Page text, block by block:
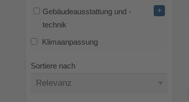
Gebäudeausstattung und -
technik
+
Klimaanpassung
Sortiere nach